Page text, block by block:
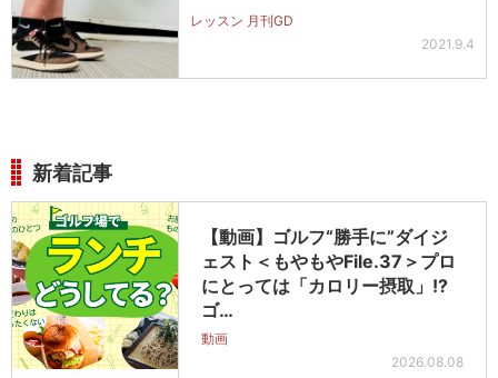
レッスン 月刊GD
2021.9.4
新着記事
【動画】ゴルフ“勝手に”ダイジ
ェスト＜もやもやFile.37＞プロ
にとっては「カロリー摂取」!?
ゴ…
動画
2026.08.08